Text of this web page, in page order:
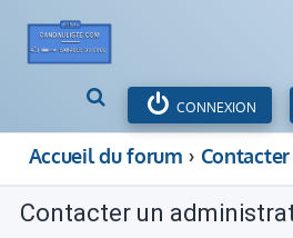
h
e
r
CONNEXION
Accueil du forum
Contacter un